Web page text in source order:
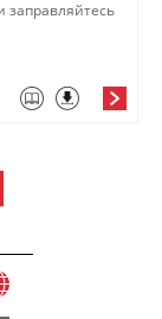
заправляйтесь